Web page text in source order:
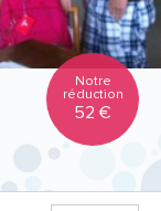
Notre
réduction
52 €